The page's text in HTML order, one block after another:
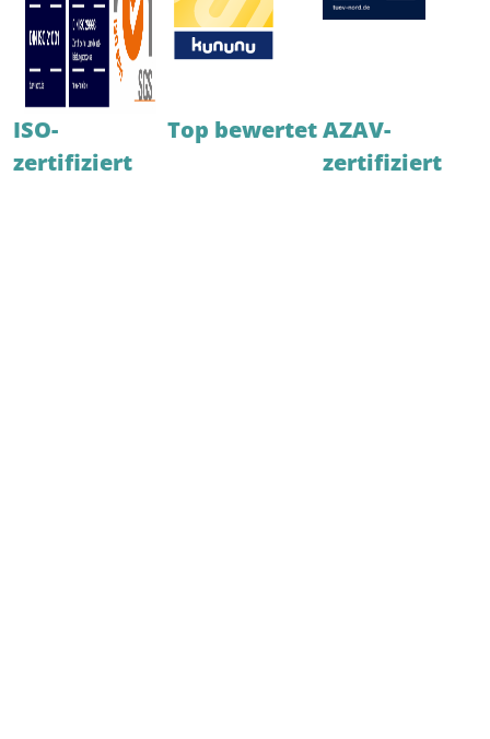
ISO-
zertifiziert
Top bewertetAZAV-
zertifiziert